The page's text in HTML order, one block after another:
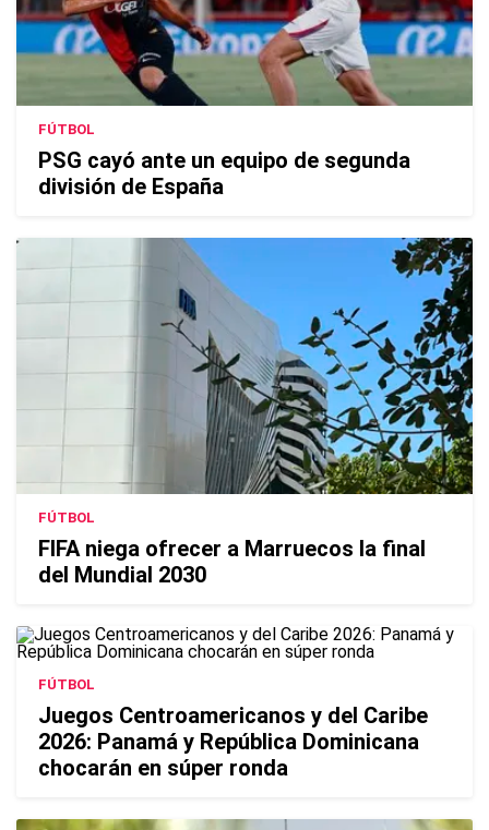
FÚTBOL
PSG cayó ante un equipo de segunda
división de España
FÚTBOL
FIFA niega ofrecer a Marruecos la final
del Mundial 2030
FÚTBOL
Juegos Centroamericanos y del Caribe
2026: Panamá y República Dominicana
chocarán en súper ronda